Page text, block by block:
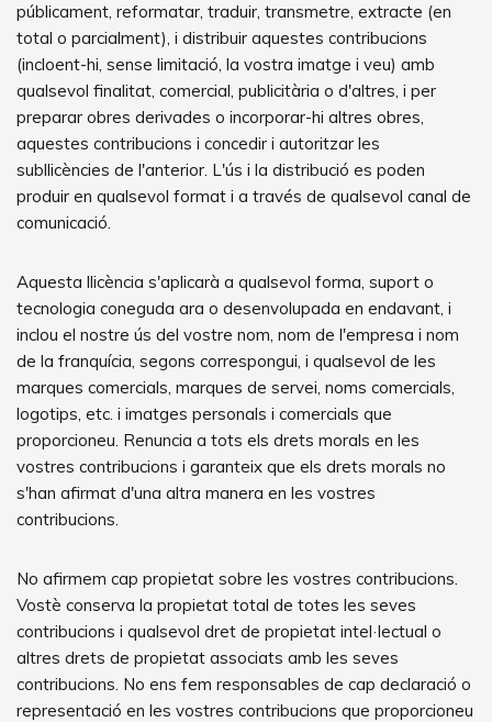
públicament, reformatar, traduir, transmetre, extracte (en
total o parcialment), i distribuir aquestes contribucions
(incloent-hi, sense limitació, la vostra imatge i veu) amb
qualsevol finalitat, comercial, publicitària o d'altres, i per
preparar obres derivades o incorporar-hi altres obres,
aquestes contribucions i concedir i autoritzar les
subllicències de l'anterior. L'ús i la distribució es poden
produir en qualsevol format i a través de qualsevol canal de
comunicació.
Aquesta llicència s'aplicarà a qualsevol forma, suport o
tecnologia coneguda ara o desenvolupada en endavant, i
inclou el nostre ús del vostre nom, nom de l'empresa i nom
de la franquícia, segons correspongui, i qualsevol de les
marques comercials, marques de servei, noms comercials,
logotips, etc. i imatges personals i comercials que
proporcioneu. Renuncia a tots els drets morals en les
vostres contribucions i garanteix que els drets morals no
s'han afirmat d'una altra manera en les vostres
contribucions.
No afirmem cap propietat sobre les vostres contribucions.
Vostè conserva la propietat total de totes les seves
contribucions i qualsevol dret de propietat intel·lectual o
altres drets de propietat associats amb les seves
contribucions. No ens fem responsables de cap declaració o
representació en les vostres contribucions que proporcioneu